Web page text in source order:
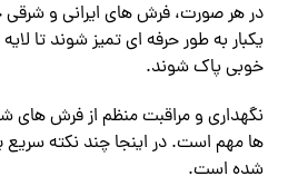
در هر صورت، فرش های ایرانی و
یکبار به طور حرفه ای تمیز شوند تا
خوبی پاک شوند.
نگهداری و مراقبت منظم از فرش های
ها مهم است. در اینجا چند نکته سریع
شده است.